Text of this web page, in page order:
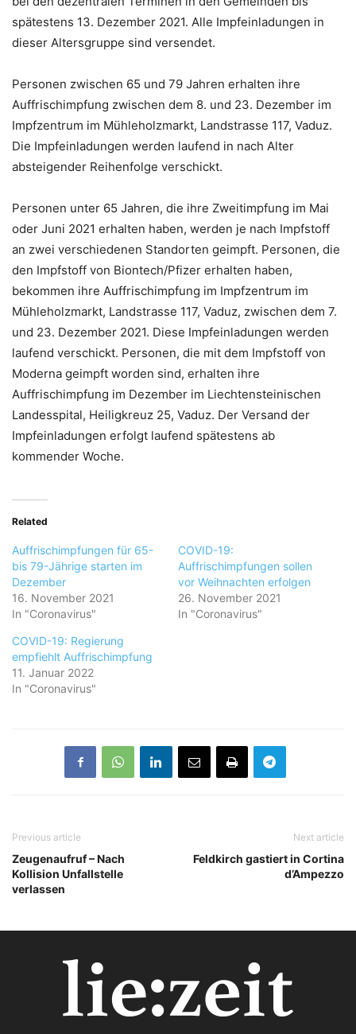
spätestens 13. Dezember 2021. Alle Impfeinladungen in
dieser Altersgruppe sind versendet.
Personen zwischen 65 und 79 Jahren erhalten ihre
Auffrischimpfung zwischen dem 8. und 23. Dezember im
Impfzentrum im Mühleholzmarkt, Landstrasse 117, Vaduz.
Die Impfeinladungen werden laufend in nach Alter
absteigender Reihenfolge verschickt.
Personen unter 65 Jahren, die ihre Zweitimpfung im Mai
oder Juni 2021 erhalten haben, werden je nach Impfstoff
an zwei verschiedenen Standorten geimpft. Personen, die
den Impfstoff von Biontech/Pfizer erhalten haben,
bekommen ihre Auffrischimpfung im Impfzentrum im
Mühleholzmarkt, Landstrasse 117, Vaduz, zwischen dem 7.
und 23. Dezember 2021. Diese Impfeinladungen werden
laufend verschickt. Personen, die mit dem Impfstoff von
Moderna geimpft worden sind, erhalten ihre
Auffrischimpfung im Dezember im Liechtensteinischen
Landesspital, Heiligkreuz 25, Vaduz. Der Versand der
Impfeinladungen erfolgt laufend spätestens ab
kommender Woche.
Related
Auffrischimpfungen für 65-
bis 79-Jährige starten im
Dezember
16. November 2021
In "Coronavirus"
COVID-19:
Auffrischimpfungen sollen
vor Weihnachten erfolgen
26. November 2021
In "Coronavirus"
COVID-19: Regierung
empfiehlt Auffrischimpfung
11. Januar 2022
In "Coronavirus"
Previous article
Zeugenaufruf – Nach
Kollision Unfallstelle
verlassen
Next article
Feldkirch gastiert in Cortina
d’Ampezzo